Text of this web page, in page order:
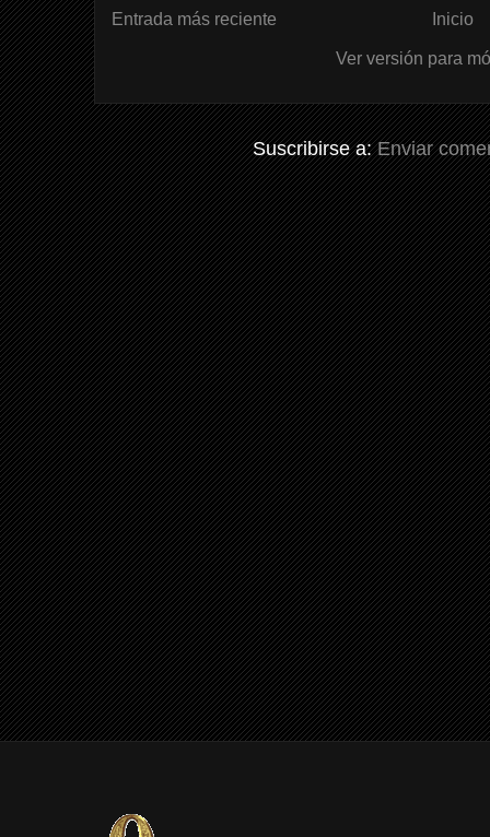
Entrada más reciente Inicio
Ver versión para
Suscribirse a:Enviar